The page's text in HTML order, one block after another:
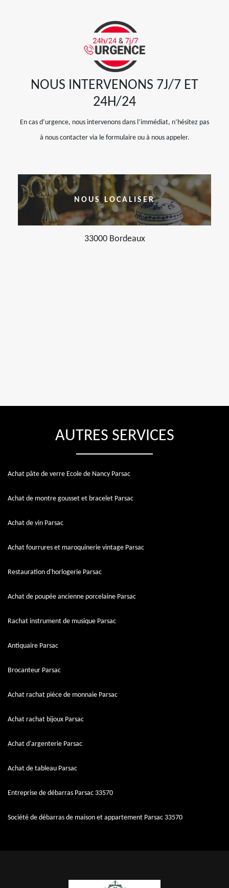
NOUS INTERVENONS 7J/7 ET
24H/24
En cas d’urgence, nous intervenons dans l’immédiat, n’hésitez pas
à nous contacter via le formulaire ou à nous appeler.
NOUS LOCALISER
33000 Bordeaux
AUTRES SERVICES
Achat pâte de verre Ecole de Nancy Parsac
Achat de montre gousset et bracelet Parsac
Achat de vin Parsac
Achat fourrures et maroquinerie vintage Parsac
Restauration d'horlogerie Parsac
Achat de poupée ancienne porcelaine Parsac
Rachat instrument de musique Parsac
Antiquaire Parsac
Brocanteur Parsac
Achat rachat pièce de monnaie Parsac
Achat rachat bijoux Parsac
Achat d'argenterie Parsac
Achat de tableau Parsac
Entreprise de débarras Parsac 33570
Société de débarras de maison et appartement Parsac 33570